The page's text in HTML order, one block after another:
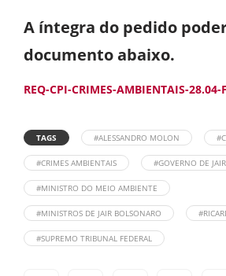
A íntegra do pedido
documento abaixo.
REQ-CPI-CRIMES-AMBIENTAIS-28.04-
TAGS #ALESSANDRO MOLON
#CRIMES AMBIENTAIS #GOVERNO DE
#MINISTRO DO MEIO AMBIENTE
#MINISTROS DE JAIR BOLSONARO
#SUPREMO TRIBUNAL FEDERAL